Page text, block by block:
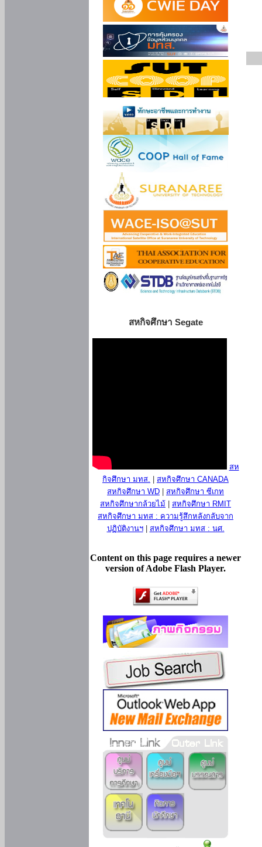
สหกิจศึกษา Segate
สห
กิจศึกษา มทส.
สหกิจศึกษา CANADA
สหกิจศึกษา WD
สหกิจศึกษา ซีเกท
สหกิจศึกษากล้วยไม้
สหกิจศึกษา RMIT
สหกิจศึกษา มทส : ความรู้สึกหลังกลับจาก
ปฏิบัติงานฯ| สหกิจศึกษา มทส : นศ.
Content on this page requires a newer
version of Adobe Flash Player.